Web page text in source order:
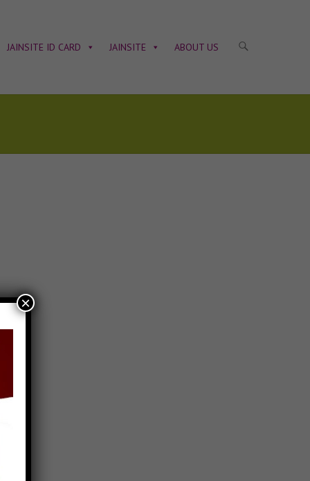
JAINSITE ID CARD JAINSITE ABOUT US
×